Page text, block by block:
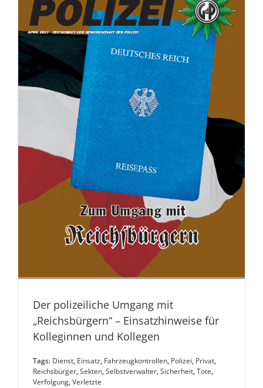
Der polizeiliche Umgang mit
„Reichsbürgern“ – Einsatzhinweise für
Kolleginnen und Kollegen
Tags: Dienst, Einsatz, Fahrzeugkontrollen, Polizei, Privat,
Reichsbürger,Sekten,Selbstverwalter,Sicherheit,Tote,
Verfolgung,Verletzte